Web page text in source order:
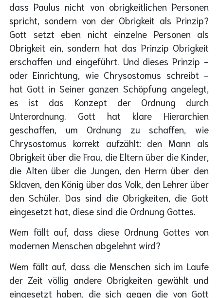
dass Paulus nicht von obrigkeitlichen Personen
spricht, sondern von der Obrigkeit als Prinzip?
Gott setzt eben nicht einzelne Personen als
Obrigkeit ein, sondern hat das Prinzip Obrigkeit
erschaffen und eingeführt. Und dieses Prinzip -
oder Einrichtung, wie Chrysostomus schreibt -
hat Gott in Seiner ganzen Schöpfung angelegt,
es ist das Konzept der Ordnung durch
Unterordnung. Gott hat klare Hierarchien
geschaffen, um Ordnung zu schaffen, wie
Chrysostomus korrekt aufzählt: den Mann als
Obrigkeit über die Frau, die Eltern über die Kinder,
die Alten über die Jungen, den Herrn über den
Sklaven, den König über das Volk, den Lehrer über
den Schüler. Das sind die Obrigkeiten, die Gott
eingesetzt hat, diese sind die Ordnung Gottes.
Wem fällt auf, dass diese Ordnung Gottes von
modernen Menschen abgelehnt wird?
Wem fällt auf, dass die Menschen sich im Laufe
der Zeit völlig andere Obrigkeiten gewählt und
eingesetzt haben, die sich gegen die von Gott